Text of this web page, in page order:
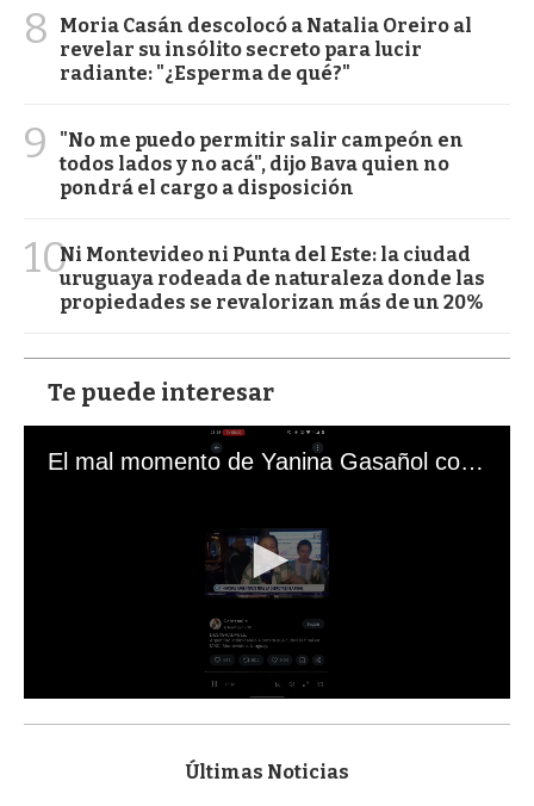
8
Moria Casán descolocó a Natalia Oreiro al
revelar su insólito secreto para lucir
radiante: "¿Esperma de qué?"
9
"No me puedo permitir salir campeón en
todos lados y no acá", dijo Bava quien no
pondrá el cargo a disposición
10Ni Montevideo ni Punta del Este: la ciudad
uruguaya rodeada de naturaleza donde las
propiedades se revalorizan más de un 20%
Te puede interesar
El mal momento de Yanina Gasañol con un hincha argentino en "Subrayado"
s
Últimas Noticias